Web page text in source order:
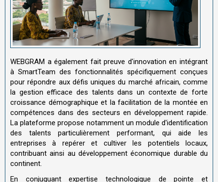
WEBGRAM a également fait preuve d'innovation en intégrant
à SmartTeam des fonctionnalités spécifiquement conçues
pour répondre aux défis uniques du marché africain, comme
la gestion efficace des talents dans un contexte de forte
croissance démographique et la facilitation de la montée en
compétences dans des secteurs en développement rapide.
La plateforme propose notamment un module d'identification
des talents particulièrement performant, qui aide les
entreprises à repérer et cultiver les potentiels locaux,
contribuant ainsi au développement économique durable du
continent.
En conjuguant expertise technologique de pointe et